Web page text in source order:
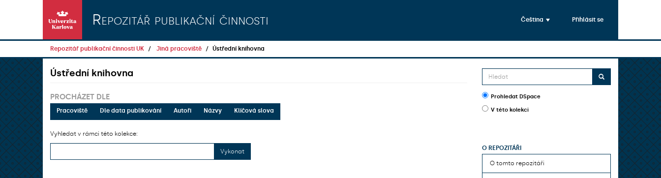
Repozitář publikační činnosti Čeština Přihlásit se
Repozitář publikační činnosti UK Jiná pracoviště Ústřední knihovna
Ústřední knihovna
PROCHÁZET DLE
Pracoviště Dle data publikování Autoři Názvy Klíčová slova
Vyhledat v rámci této kolekce:
Vykonat
Prohledat DSpace
V této kolekci
O REPOZITÁŘI
O tomto repozitáři